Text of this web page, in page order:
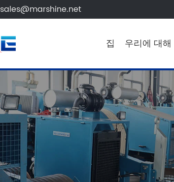
sales@marshine.net
집 우리에 대해